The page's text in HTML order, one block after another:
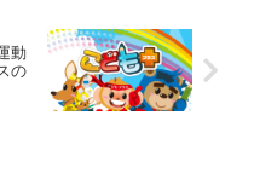
動
の